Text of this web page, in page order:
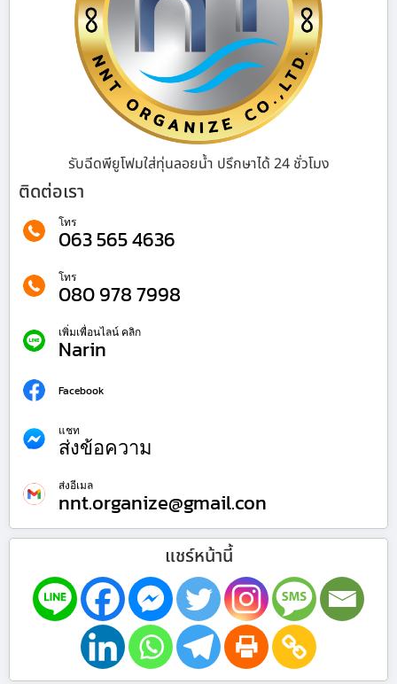
รับฉีดพียูโฟมใส่ทุ่นลอยน้ำ ปรึกษาได้ 24 ชั่วโมง
ติดต่อเรา
โทร
063 565 4636
โทร
080 978 7998
เพิ่มเพื่อนไลน์ คลิก
Narin
Facebook
แชท
ส่งข้อความ
ส่งอีเมล
nnt.organize@gmail.con
แชร์หน้านี้